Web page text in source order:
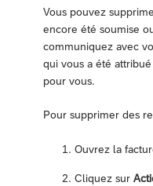
Vous pouvez
encore été soumise
communiquez avec
qui vous a été
pour vous.
Pour supprimer des
Ouvrez la
Cliquez sur